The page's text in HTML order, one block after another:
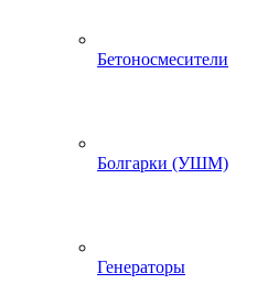
Бетоносмесители
Болгарки (УШМ)
Генераторы